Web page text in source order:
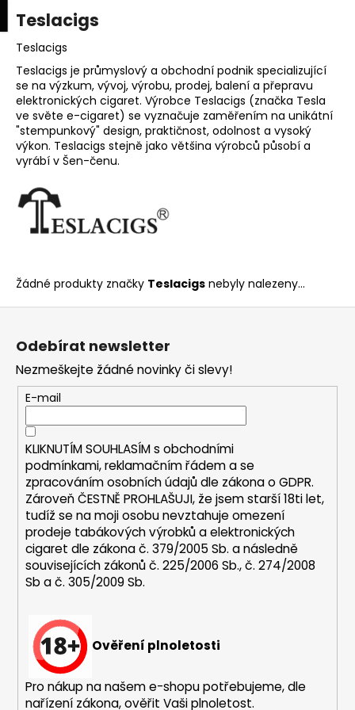
Přejít
na
obsah
Teslacigs
Teslacigs
Teslacigs je průmyslový a obchodní podnik specializující
se na výzkum, vývoj, výrobu, prodej, balení a přepravu
elektronických cigaret. Výrobce Teslacigs (značka Tesla
ve světe e-cigaret) se vyznačuje zaměřením na unikátní
"stempunkový" design, praktičnost, odolnost a vysoký
výkon. Teslacigs stejně jako většina výrobců působí a
vyrábí v Šen-čenu.
Žádné produkty značky Teslacigs nebyly nalezeny...
o Zpět
Zpět
C
o
p
o
t
ř
e
j
e
t
n
a
j
?
HLEDAT
u
Odebírat newsletter
Nezmeškejte žádné novinky či slevy!
E-mail
KLIKNUTÍM SOUHLASÍM s obchodními
podmínkami,reklamačním řádem a se
zpracováním osobních údajů dle zákona oGDPR.
Zároveň ČESTNĚ PROHLAŠUJI, že jsem starší 18ti let,
tudíž se na moji osobu nevztahuje omezení
prodeje tabákových výrobků a elektronických
cigaret dle zákona č. 379/2005 Sb. a následně
souvisejících zákonů č. 225/2006 Sb., č. 274/2008
Sb a č. 305/2009 Sb.
Ověření plnoletosti
Pro nákup na našem e-shopu potřebujeme, dle
nařízení zákona, ověřit Vaši plnoletost.